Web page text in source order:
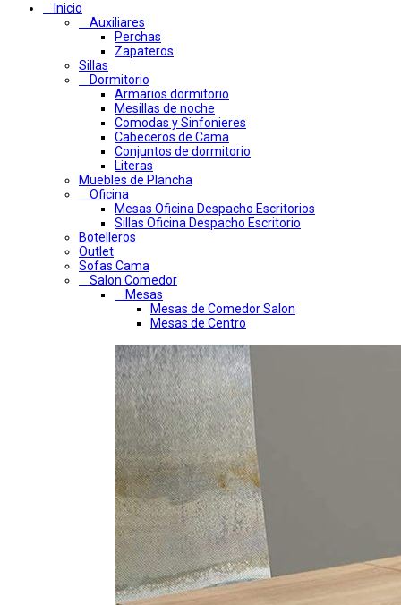
Inicio
Auxiliares
Perchas
Zapateros
Sillas
Dormitorio
Armarios dormitorio
Mesillas de noche
Comodas y Sinfonieres
Cabeceros de Cama
Conjuntos de dormitorio
Literas
Muebles de Plancha
Oficina
Mesas Oficina Despacho Escritorios
Sillas Oficina Despacho Escritorio
Botelleros
Outlet
Sofas Cama
Salon Comedor
Mesas
Mesas de Comedor Salon
Mesas de Centro